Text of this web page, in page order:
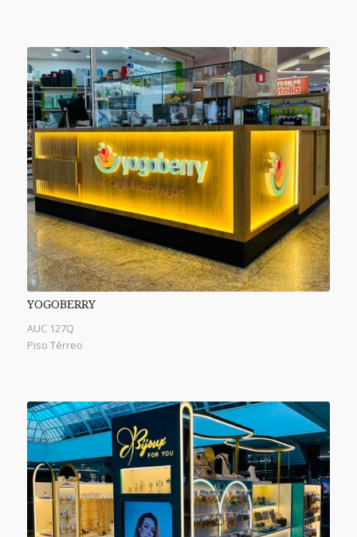
YOGOBERRY
AUC 127Q
Piso Térreo